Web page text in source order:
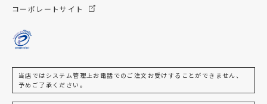
コーポレートサイト
当店ではシステム管理上お電話でのご注文お受けすることができません、
予めご了承ください。